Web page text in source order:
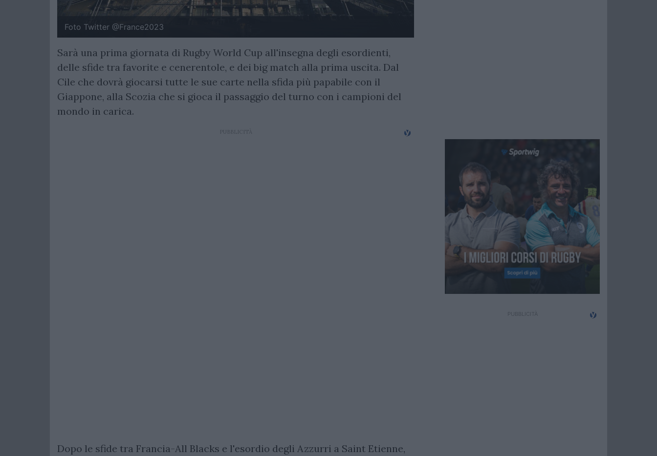
Foto Twitter @France2023
Sarà una prima giornata di Rugby World Cup all'insegna degli esordienti,
delle sfide tra favorite e cenerentole, e dei big match alla prima uscita. Dal
Cile che dovrà giocarsi tutte le sue carte nella sfida più papabile con il
Giappone, alla Scozia che si gioca il passaggio del turno con i campioni del
mondo in carica.
Dopo le sfide tra Francia-All Blacks e l'esordio degli Azzurri a Saint Etienne,